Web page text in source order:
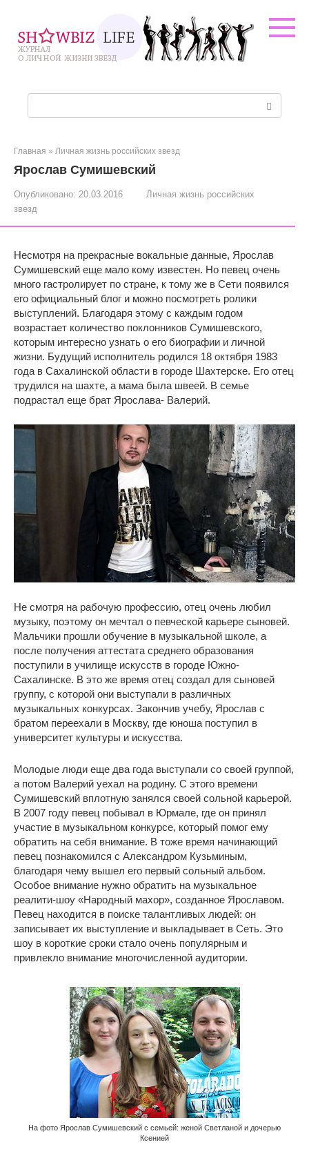
контенту
Главная » Личная жизнь российских звезд
Ярослав Сумишевский
Опубликовано: 20.03.2016
Личная жизнь российских
звезд
Несмотря на прекрасные вокальные данные, Ярослав
Сумишевский еще мало кому известен. Но певец очень
много гастролирует по стране, к тому же в Сети появился
его официальный блог и можно посмотреть ролики
выступлений. Благодаря этому с каждым годом
возрастает количество поклонников Сумишевского,
которым интересно узнать о его биографии и личной
жизни. Будущий исполнитель родился 18 октября 1983
года в Сахалинской области в городе Шахтерске. Его отец
трудился на шахте, а мама была швеей. В семье
подрастал еще брат Ярослава- Валерий.
Не смотря на рабочую профессию, отец очень любил
музыку, поэтому он мечтал о певческой карьере сыновей.
Мальчики прошли обучение в музыкальной школе, а
после получения аттестата среднего образования
поступили в училище искусств в городе Южно-
Сахалинске. В это же время отец создал для сыновей
группу, с которой они выступали в различных
музыкальных конкурсах. Закончив учебу, Ярослав с
братом переехали в Москву, где юноша поступил в
университет культуры и искусства.
Молодые люди еще два года выступали со своей группой,
а потом Валерий уехал на родину. С этого времени
Сумишевский вплотную занялся своей сольной карьерой.
В 2007 году певец побывал в Юрмале, где он принял
участие в музыкальном конкурсе, который помог ему
обратить на себя внимание. В тоже время начинающий
певец познакомился с Александром Кузьминым,
благодаря чему вышел его первый сольный альбом.
Особое внимание нужно обратить на музыкальное
реалити-шоу «Народный махор», созданное Ярославом.
Певец находится в поиске талантливых людей: он
записывает их выступление и выкладывает в Сеть. Это
шоу в короткие сроки стало очень популярным и
привлекло внимание многочисленной аудитории.
На фото Ярослав Сумишевский с семьей: женой Светланой и дочерью
Ксенией